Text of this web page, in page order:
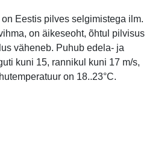
Eestis pilves selgimistega ilm.
on äikeseoht, õhtul pilvisus
väheneb. Puhub edela- ja
kuni 15, rannikul kuni 17 m/s,
on 18..23°C.